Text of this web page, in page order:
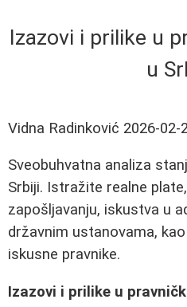
Izazovi i prilike u
u
Vidna Radinković 2026-02-
Sveobuhvatna analiza
Srbiji. Istražite realne
zapošljavanju, iskustva u
državnim ustanovama,
iskusne pravnikе.
Izazovi i prilike u